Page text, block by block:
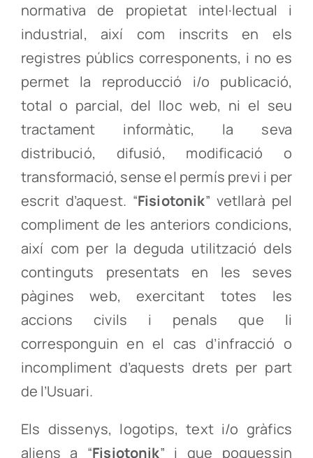
normativa de propietat intel·lectual i
industrial, així com inscrits en els
registres públics corresponents, i no es
permet la reproducció i/o publicació,
total o parcial, del lloc web, ni el seu
tractament informàtic, la seva
distribució, difusió, modificació o
transformació, sense el permís previ i per
escrit d’aquest. “Fisiotonik” vetllarà pel
compliment de les anteriors condicions,
així com per la deguda utilització dels
continguts presentats en les seves
pàgines web, exercitant totes les
accions civils i penals que li
corresponguin en el cas d’infracció o
incompliment d’aquests drets per part
de l’Usuari.
Els dissenys, logotips, text i/o gràfics
aliens a “Fisiotonik” i que poguessin